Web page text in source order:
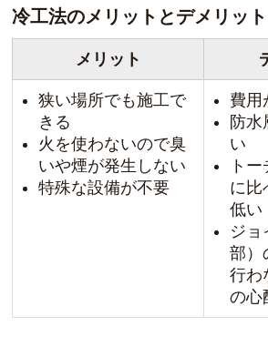
冷工法のメリットとデメリット
メリット
狭い場所でも施工で
きる
火を使わないので臭
いや煙が発生しない
特殊な設備が不要
費用
防水
い
ト
に比
低い
ジョ
部）
行わ
の心